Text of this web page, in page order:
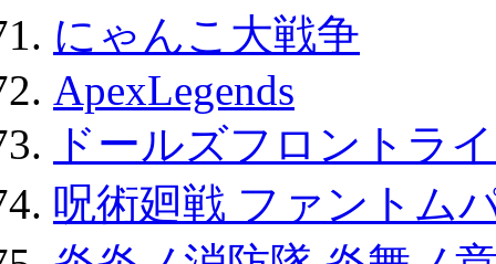
にゃんこ大戦争
ApexLegends
ドールズフロントラ
呪術廻戦 ファントム